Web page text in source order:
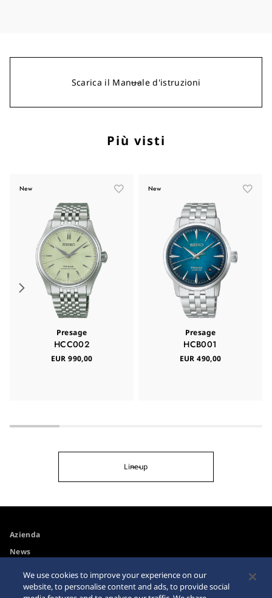
Scarica il Manuale d'istruzioni
Più visti
New
Presage
HCC002
EUR 990,00
New
Presage
HCB001
EUR 490,00
Lineup
Azienda
News
We use cookies to improve your experience on our
website, to personalise content and ads, to provide social